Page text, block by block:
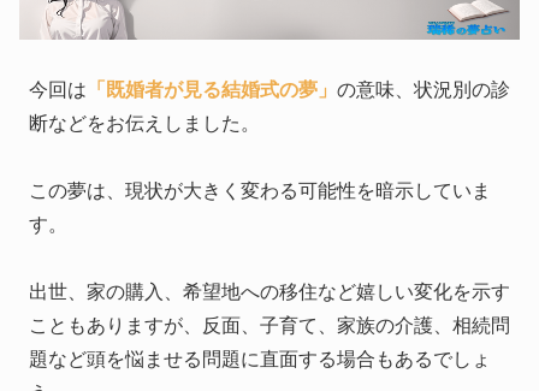
今回は 「既婚者が見る結婚式の夢」 の意味、状況別の診
断などをお伝えしました。
この夢は、現状が大きく変わる可能性を暗示していま
す。
出世、家の購入、希望地への移住など嬉しい変化を示す
こともありますが、反面、子育て、家族の介護、相続問
題など頭を悩ませる問題に直面する場合もあるでしょ